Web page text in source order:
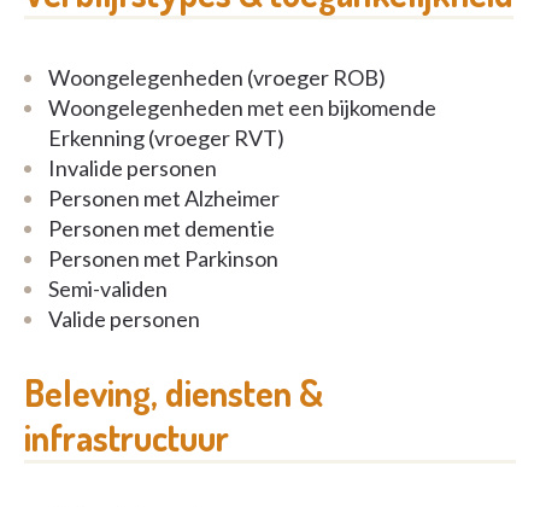
't Is mijn thuis! We zijn allemaal familie eigenlijk.
Woongelegenheden (vroeger ROB)
Woongelegenheden met een bijkomende
Erkenning (vroeger RVT)
Invalide personen
Personen met Alzheimer
Personen met dementie
Personen met Parkinson
Semi-validen
Valide personen
Beleving, diensten &
infrastructuur